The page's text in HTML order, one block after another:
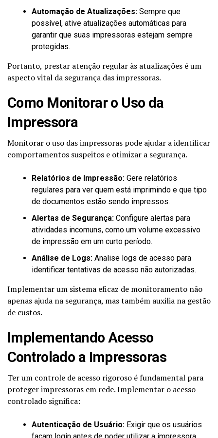
Automação de Atualizações: Sempre que
possível, ative atualizações automáticas para
garantir que suas impressoras estejam sempre
protegidas.
Portanto, prestar atenção regular às atualizações é um
aspecto vital da segurança das impressoras.
Como Monitorar o Uso da
Impressora
Monitorar o uso das impressoras pode ajudar a identificar
comportamentos suspeitos e otimizar a segurança.
Relatórios de Impressão: Gere relatórios
regulares para ver quem está imprimindo e que tipo
de documentos estão sendo impressos.
Alertas de Segurança: Configure alertas para
atividades incomuns, como um volume excessivo
de impressão em um curto período.
Análise de Logs: Analise logs de acesso para
identificar tentativas de acesso não autorizadas.
Implementar um sistema eficaz de monitoramento não
apenas ajuda na segurança, mas também auxilia na gestão
de custos.
Implementando Acesso
Controlado a Impressoras
Ter um controle de acesso rigoroso é fundamental para
proteger impressoras em rede. Implementar o acesso
controlado significa:
Autenticação de Usuário: Exigir que os usuários